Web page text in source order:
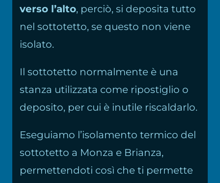
verso l’alto, perciò, si deposita tutto
nel sottotetto, se questo non viene
isolato.
Il sottotetto normalmente è una
stanza utilizzata come ripostiglio o
deposito, per cui è inutile riscaldarlo.
Eseguiamo l’isolamento termico del
sottotetto a Monza e Brianza,
permettendoti così che ti permette